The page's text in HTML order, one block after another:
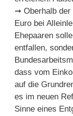
➞ Oberhalb der
Euro bei
Ehepaaren
entfallen,
dass vom
auf die
es im neuen
Sinne eines